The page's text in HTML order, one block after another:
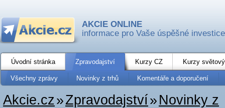
AKCIE ONLINE
informace pro Vaše úspěšné investice
Úvodní stránka Zpravodajství Kurzy CZ Kurzy
Všechny zprávy Novinky z trhů Komentáře a doporučení
Akcie.cz»Zpravodajství» Novinky z